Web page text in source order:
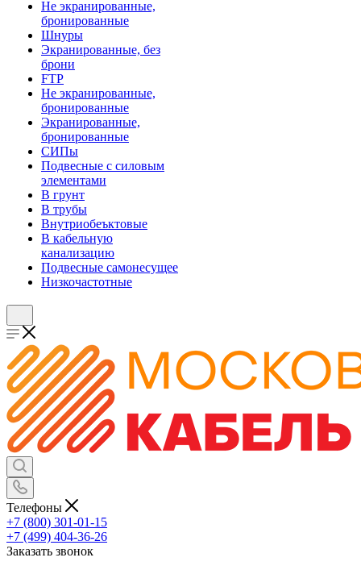
Не экранированные,
бронированные
Шнуры
Экранированные, без
брони
FTP
Не экранированные,
бронированные
Экранированные,
бронированные
СИПы
Подвесные с силовым
элементами
В грунт
В трубы
Внутриобеъктовые
В кабельную
канализацию
Подвесные самонесущее
Низкочастотные
Телефоны
+7 (800) 301-01-15
+7 (499) 404-36-26
Заказать звонок